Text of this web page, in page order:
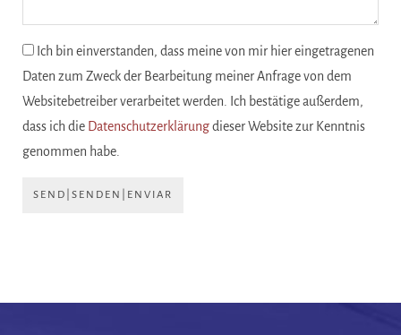
Ich bin einverstanden, dass meine von mir hier eingetragenen
Daten zum Zweck der Bearbeitung meiner Anfrage von dem
Websitebetreiber verarbeitet werden. Ich bestätige außerdem,
dass ich die Datenschutzerklärungdieser Website zur Kenntnis
genommen habe.
SEND|SENDEN|ENVIAR